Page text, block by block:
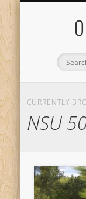
CURRENTLY
NSU